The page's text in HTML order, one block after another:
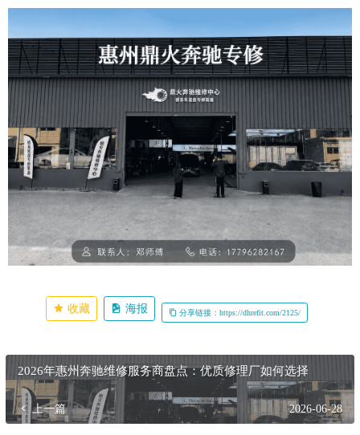
收藏 海报 分享链接：https://dhrefit.com/2125/
2026年惠州奔驰维修服务商盘点：优质修理厂如何选择
上一篇 2026-06-28